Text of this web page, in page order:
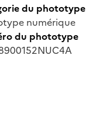
du phototype
numérique
du phototype